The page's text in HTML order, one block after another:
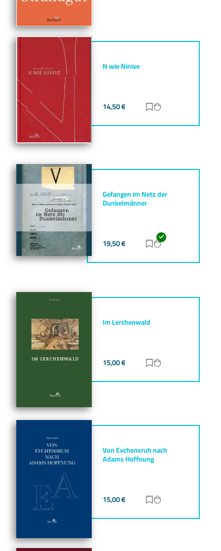
N wie Ninive
14,50€ Zur Merkliste
Gefangen im Netz der
Dunkelmänner
19,50€ Zur Merkliste
Zum Warenkorb
Im Lerchenwald
15,00€ Zur Merkliste
Von Evchensruh nach
Adams Hoffnung
15,00€ Zur Merkliste